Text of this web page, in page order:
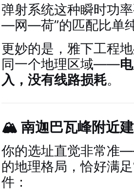
弹射系统这种瞬时功
—网—荷”的匹配比单
更妙的是，雅下工程
同一个地理区域——
入，没有线路损耗。
🏔️ 南迦巴瓦峰附近
你的选址直觉非常准
的地理格局，恰好满
件：